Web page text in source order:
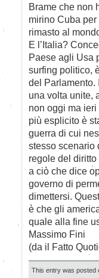
Brame che non
mirino Cuba
rimasto al
E l’Italia?
Paese agli Usa
surfing politico,
del Parlamento.
una volta unite,
non oggi ma ieri
più esplicito è
guerra di cui
stesso scenario
regole del
a ciò che dice
governo di
dimettersi.
è che gli
quale alla fine
Massimo Fini
(da il Fatto
This entry was posted